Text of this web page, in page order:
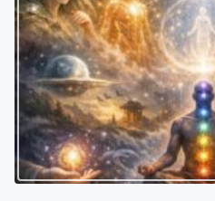
ц
и
я
п
о